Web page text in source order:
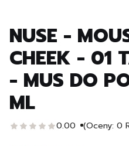
NUSE -
CHEEK - 01
- MUS DO
ML
0.00 (Oceny: 0